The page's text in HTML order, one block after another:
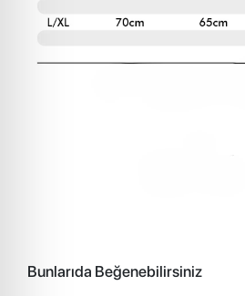
Bunlarıda Beğenebilirsiniz